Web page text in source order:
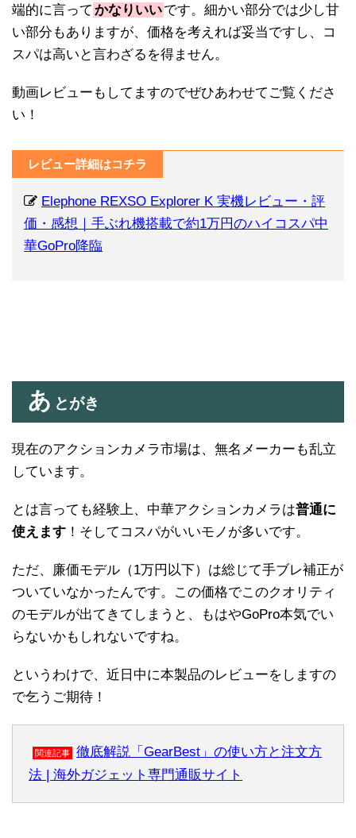
端的に言って かなりいいです。細かい部分では少し甘
い部分もありますが、価格を考えれば妥当ですし、コ
スパは高いと言わざるを得ません。
動画レビューもしてますのでぜひあわせてご覧くださ
い！
レビュー詳細はコチラ
Elephone REXSO Explorer K 実機レビュー・評
価・感想｜手ぶれ機搭載で約1万円のハイコスパ中
華GoPro降臨
あ とがき
現在のアクションカメラ市場は、無名メーカーも乱立
しています。
とは言っても経験上、中華アクションカメラは普通に
使えます ！そしてコスパがいいモノが多いです。
ただ、廉価モデル（1万円以下）は総じて手ブレ補正が
ついていなかったんです。この価格でこのクオリティ
のモデルが出てきてしまうと、もはやGoPro本気でい
らないかもしれないですね。
というわけで、近日中に本製品のレビューをしますの
で乞うご期待！
関連記事
徹底解説「GearBest」の使い方と注文方
法 | 海外ガジェット専門通販サイト